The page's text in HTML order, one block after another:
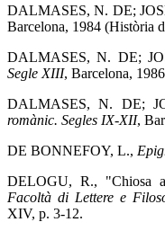
DALMASES, N. DE;
Barcelona, 1984 (Història
DALMASES, N. DE;
Segle XIII, Barcelona,
DALMASES, N. DE;
romànic. Segles IX-XII,
DE BONNEFOY, L.,
DELOGU, R., "Chiosa
Facoltà di Lettere e
XIV, p. 3-12.